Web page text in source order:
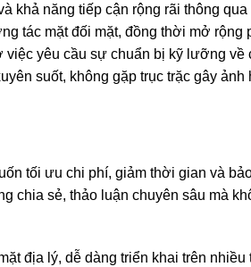
khả năng tiếp cận rộng rãi thông
tác mặt đối mặt, đồng thời mở rộng
việc yêu cầu sự chuẩn bị kỹ lưỡng về
suốt, không gặp trục trặc gây
tối ưu chi phí, giảm thời gian và
chia sẻ, thảo luận chuyên sâu mà
địa lý, dễ dàng triển khai trên nhiều